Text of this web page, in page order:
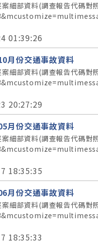
案細部資料(調查報告代
01:39:26
月份交通事故資料
案細部資料(調查報告代
20:27:29
月份交通事故資料
案細部資料(調查報告代
18:35:35
月份交通事故資料
案細部資料(調查報告代
18:35:33